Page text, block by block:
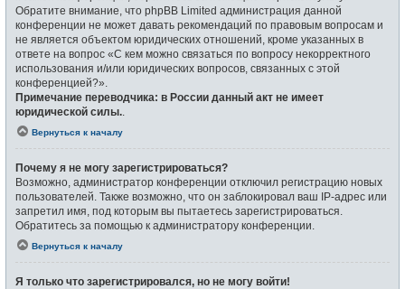
Обратите внимание, что phpBB Limited администрация данной
конференции не может давать рекомендаций по правовым вопросам и
не является объектом юридических отношений, кроме указанных в
ответе на вопрос «С кем можно связаться по вопросу некорректного
использования и/или юридических вопросов, связанных с этой
конференцией?».
Примечание переводчика: в России данный акт не имеет
юридической силы.
Вернуться к началу
Почему я не могу зарегистрироваться?
Возможно, администратор конференции отключил регистрацию новых
пользователей. Также возможно, что он заблокировал ваш IP-адрес или
запретил имя, под которым вы пытаетесь зарегистрироваться.
Обратитесь за помощью к администратору конференции.
Вернуться к началу
Я только что зарегистрировался, но не могу войти!